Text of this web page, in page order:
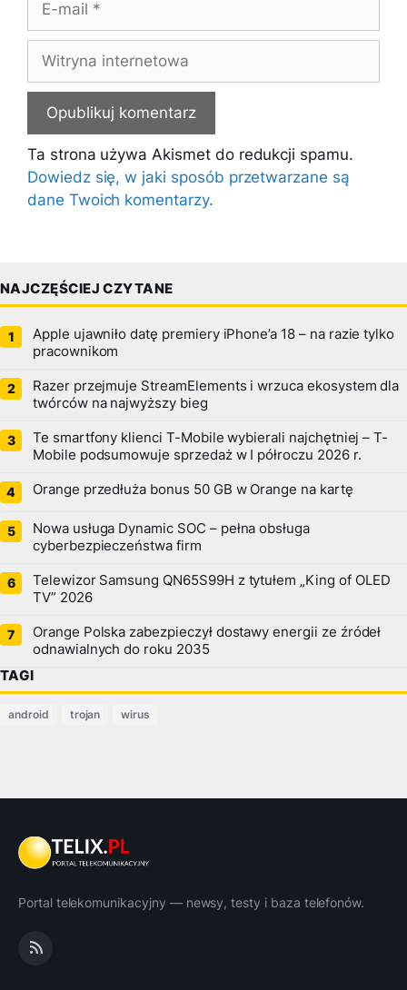
Witryna
internetowa
Ta strona używa Akismet do redukcji spamu.
Dowiedz się, w jaki sposób przetwarzane są
dane Twoich komentarzy.
NAJCZĘŚCIEJ CZYTANE
Apple ujawniło datę premiery iPhone’a 18 – na razie tylko
pracownikom
Razer przejmuje StreamElements i wrzuca ekosystem dla
twórców na najwyższy bieg
Te smartfony klienci T-Mobile wybierali najchętniej – T-
Mobile podsumowuje sprzedaż w I półroczu 2026 r.
Orange przedłuża bonus 50 GB w Orange na kartę
Nowa usługa Dynamic SOC – pełna obsługa
cyberbezpieczeństwa firm
Telewizor Samsung QN65S99H z tytułem „King of OLED
TV” 2026
Orange Polska zabezpieczył dostawy energii ze źródeł
odnawialnych do roku 2035
TAGI
android trojan wirus
Portal telekomunikacyjny — newsy, testy i baza telefonów.